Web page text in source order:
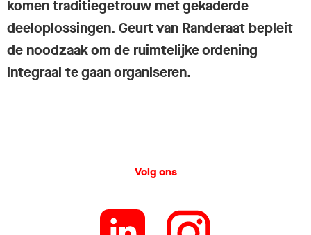
komen traditiegetrouw met gekaderde
deeloplossingen. Geurt van Randeraat bepleit
de noodzaak om de ruimtelijke ordening
integraal te gaan organiseren.
Volg ons